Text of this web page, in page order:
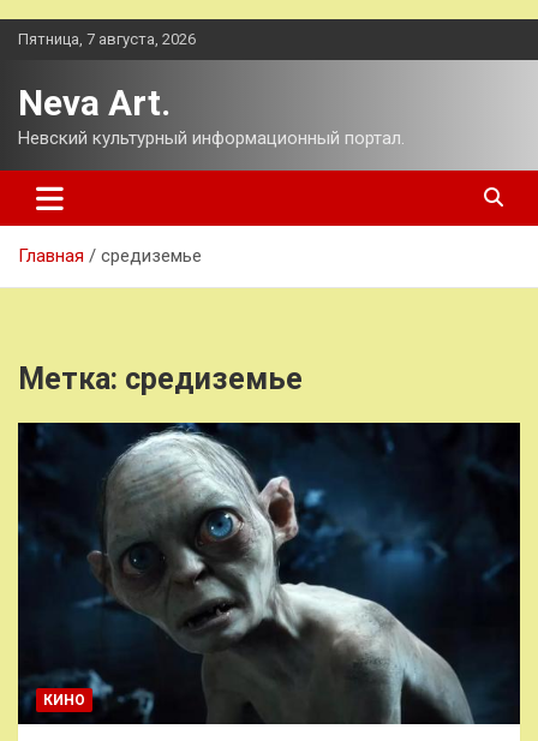
Перейти
Пятница, 7 августа, 2026
Neva Art.
Невский культурный информационный портал.
Главная средиземье
Метка: средиземье
КИНО